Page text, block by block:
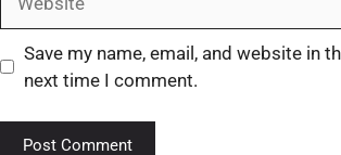
Save my name, email, and website in
next time I comment.